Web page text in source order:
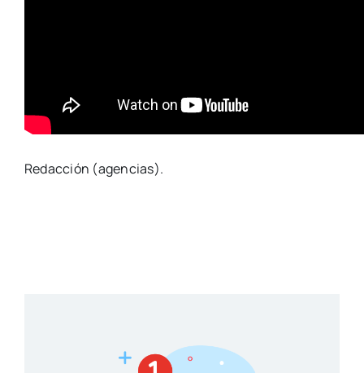
Redacción (agencias).